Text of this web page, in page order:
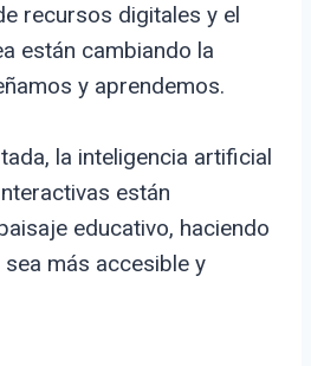
recursos digitales y el
están cambiando la
y aprendemos.
la inteligencia artificial
están
educativo, haciendo
más accesible y